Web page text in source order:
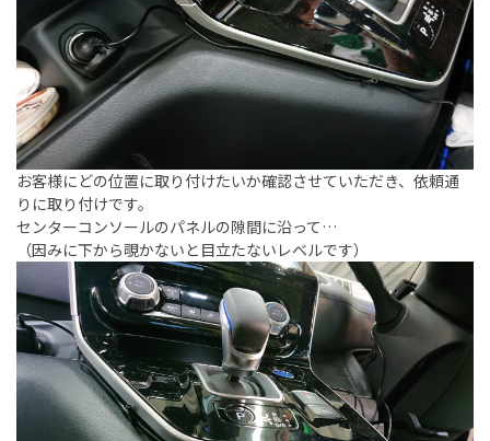
お客様にどの位置に取り付けたいか確認させていただき、依頼通
りに取り付けです。
センターコンソールのパネルの隙間に沿って…
（因みに下から覗かないと目立たないレベルです）